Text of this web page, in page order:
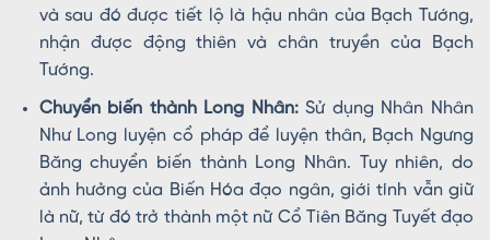
và sau đó được tiết lộ là hậu nhân của Bạch Tướng,
nhận được động thiên và chân truyền của Bạch
Tướng.
Chuyển biến thành Long Nhân:Sử dụng Nhân Nhân
Như Long luyện cổ pháp để luyện thân, Bạch Ngưng
Băng chuyển biến thành Long Nhân. Tuy nhiên, do
ảnh hưởng của Biến Hóa đạo ngân, giới tính vẫn giữ
là nữ, từ đó trở thành một nữ Cổ Tiên Băng Tuyết đạo